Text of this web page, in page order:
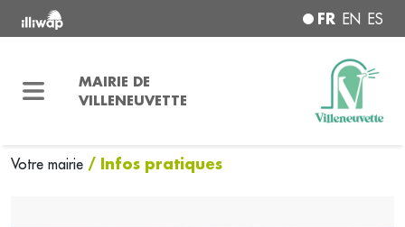
FR EN ES
MAIRIE DE
VILLENEUVETTE
Votre mairie / Infos pratiques